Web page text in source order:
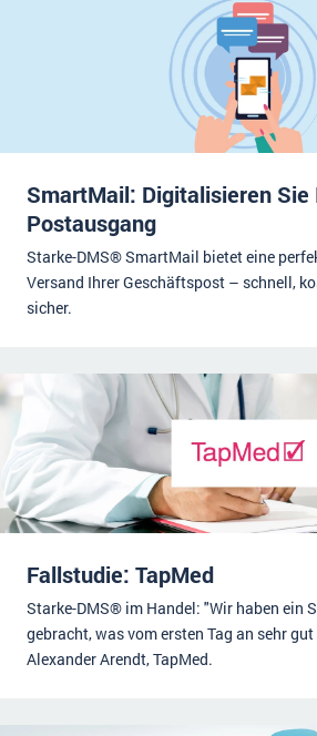
SmartMail: Digitalisieren Sie
Postausgang
Starke-DMS® SmartMail bietet eine
Versand Ihrer Geschäftspost – schnell,
sicher.
Fallstudie: TapMed
Starke-DMS® im Handel: "Wir haben ein
gebracht, was vom ersten Tag an sehr
Alexander Arendt, TapMed.